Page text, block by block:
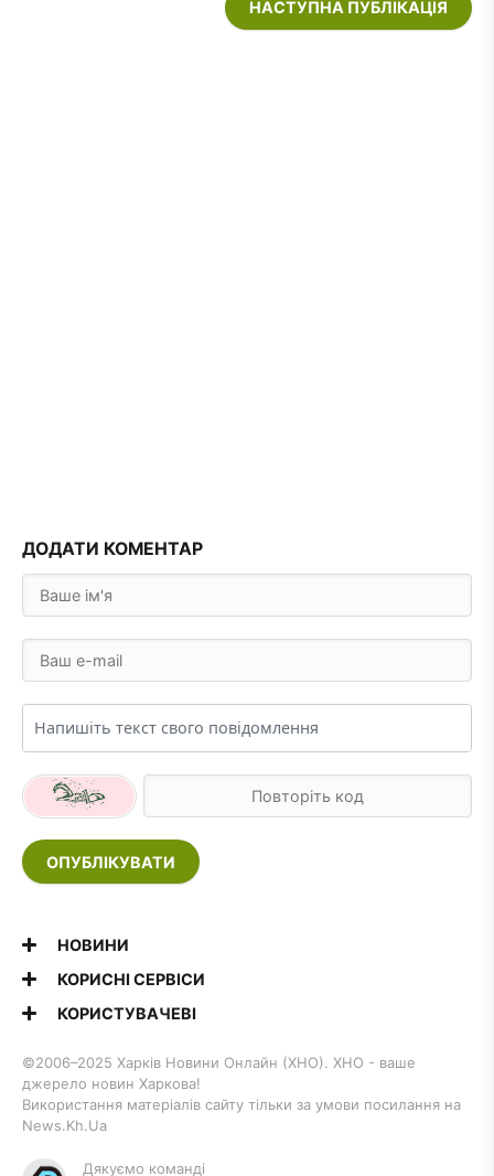
НАСТУПНА ПУБЛІКАЦІЯ
ДОДАТИ КОМЕНТАР
ОПУБЛІКУВАТИ
НОВИНИ
КОРИСНІ СЕРВІСИ
КОРИСТУВАЧЕВІ
©2006–2025 Харків Новини Онлайн (ХНО). ХНО - ваше
джерело новин Харкова!
Використання матеріалів сайту тільки за умови посилання на
News.Kh.Ua
Дякуємо команді